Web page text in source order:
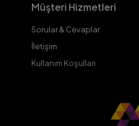
Müşteri Hizmetleri
Sorular & Cevaplar
İletişim
Kullanım Koşulları